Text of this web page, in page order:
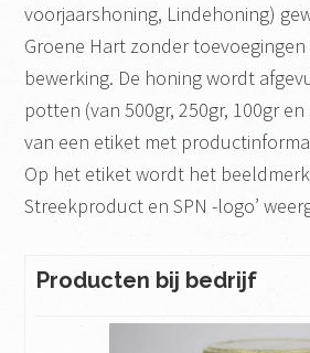
voorjaarshoning, Lindehoning)
Groene Hart zonder
bewerking. De honing wordt
potten (van 500gr, 250gr, 100gr
van een etiket met
Op het etiket wordt het beeldmerk
Streekproduct en SPN -logo’
Producten bij bedrijf